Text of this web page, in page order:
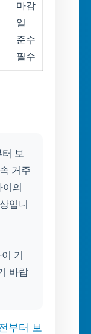
마감
일
준수
필수
보
거주
의
입니
기
바랍
부터 보